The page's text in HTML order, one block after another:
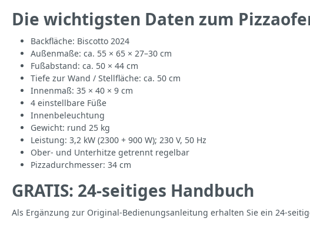
Die wichtigsten Daten zum
Backfläche: Biscotto 2024
Außenmaße: ca. 55 × 65 × 27–30 cm
Fußabstand: ca. 50 × 44 cm
Tiefe zur Wand / Stellfläche: ca. 50 cm
Innenmaß: 35 × 40 × 9 cm
4 einstellbare Füße
Innenbeleuchtung
Gewicht: rund 25 kg
Leistung: 3,2 kW (2300 + 900 W); 230 V, 50 Hz
Ober- und Unterhitze getrennt regelbar
Pizzadurchmesser: 34 cm
GRATIS: 24-seitiges Handbuch
Als Ergänzung zur Original-Bedienungsanleitung erhalten Sie ein 24-